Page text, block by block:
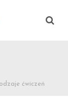
ćwiczeń